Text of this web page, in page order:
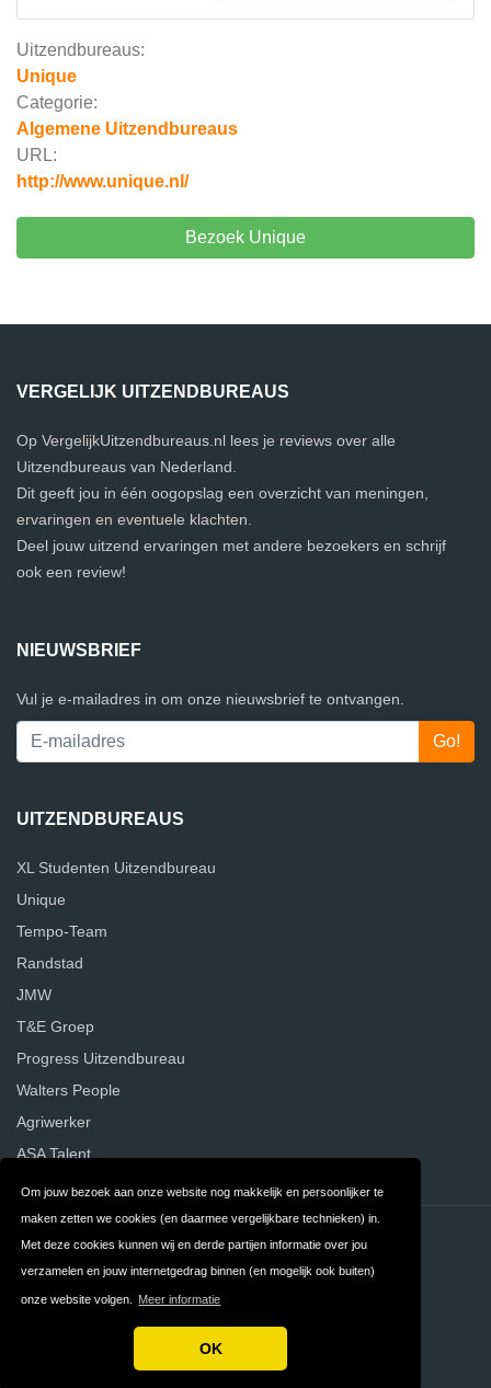
Om jouw bezoek aan onze website nog makkelijk en persoonlijker te
maken zetten we cookies (en daarmee vergelijkbare technieken) in.
Met deze cookies kunnen wij en derde partijen informatie over jou
verzamelen en jouw internetgedrag binnen (en mogelijk ook buiten)
onze website volgen. Meer informatie
OK
Uitzendbureaus:
Unique
Categorie:
Algemene Uitzendbureaus
URL:
http://www.unique.nl/
Bezoek Unique
VERGELIJK UITZENDBUREAUS
Op VergelijkUitzendbureaus.nl lees je reviews over alle
Uitzendbureaus van Nederland.
Dit geeft jou in één oogopslag een overzicht van meningen,
ervaringen en eventuele klachten.
Deel jouw uitzend ervaringen met andere bezoekers en schrijf
ook een review!
NIEUWSBRIEF
Vul je e-mailadres in om onze nieuwsbrief te ontvangen.
UITZENDBUREAUS
XL Studenten Uitzendbureau
Unique
Tempo-Team
Randstad
JMW
T&E Groep
Progress Uitzendbureau
Walters People
Agriwerker
ASA Talent
Contact Privacy
Algemene FAQ
Copyright © 2026 Vergelijk Uitzendbureaus